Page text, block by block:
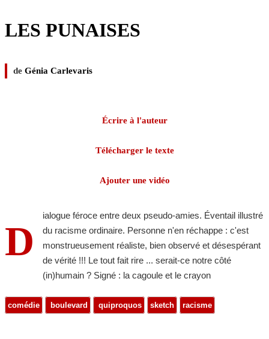
LES PUNAISES
de Génia Carlevaris
Écrire à l'auteur
Télécharger le texte
Ajouter une vidéo
D
ialogue féroce entre deux pseudo-amies. Éventail illustré
du racisme ordinaire. Personne n'en réchappe : c'est
monstrueusement réaliste, bien observé et désespérant
de vérité !!! Le tout fait rire ... serait-ce notre côté
(in)humain ? Signé : la cagoule et le crayon
comédie boulevard quiproquos sketch racisme